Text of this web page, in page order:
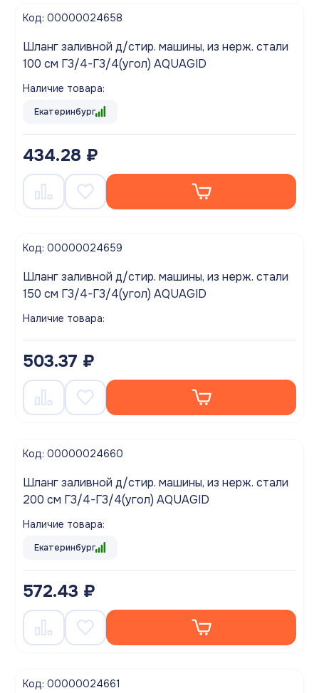
Код: 00000024658
Шланг заливной д/стир. машины, из нерж. стали
100 см Г3/4-Г3/4(угол) AQUAGID
Наличие товара:
Екатеринбург
434.28 ₽
Код: 00000024659
Шланг заливной д/стир. машины, из нерж. стали
150 см Г3/4-Г3/4(угол) AQUAGID
Наличие товара:
503.37 ₽
Код: 00000024660
Шланг заливной д/стир. машины, из нерж. стали
200 см Г3/4-Г3/4(угол) AQUAGID
Наличие товара:
Екатеринбург
572.43 ₽
Код: 00000024661